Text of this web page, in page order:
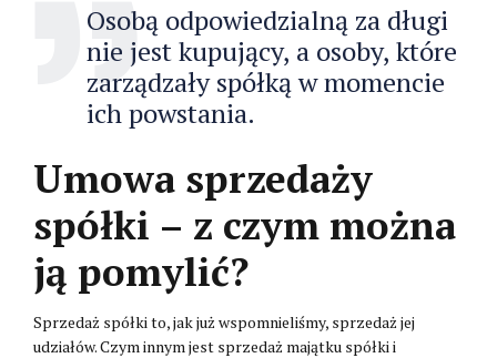
Osobą odpowiedzialną za długi
nie jest kupujący, a osoby, które
zarządzały spółką w momencie
ich powstania.
Umowa sprzedaży
spółki – z czym można
ją pomylić?
Sprzedaż spółki to, jak już wspomnieliśmy, sprzedaż jej
udziałów. Czym innym jest sprzedaż majątku spółki i